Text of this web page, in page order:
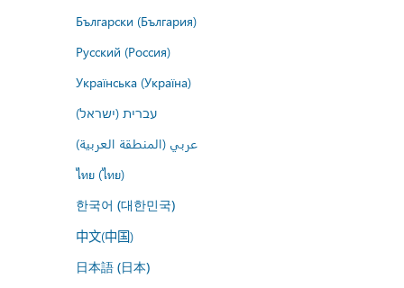
Български (България)
Русский (Россия)
Українська (Україна)
עברית (ישראל)
عربي (المنطقة العربية)
ไทย (ไทย)
한국어 (대한민국)
中文(中国)
日本語 (日本)